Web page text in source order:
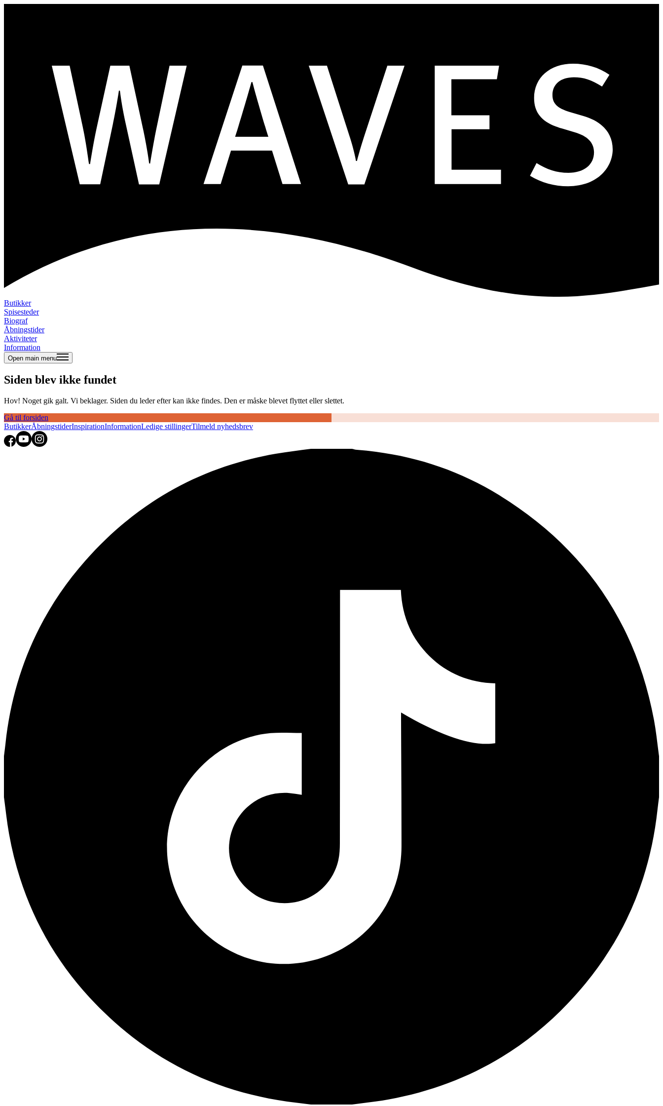
Butikker
Spisesteder
Biograf
Åbningstider
Aktiviteter
Information
Open main menu
Siden blev ikke fundet
Hov! Noget gik galt. Vi beklager. Siden du leder efter kan ikke findes. Den er måske blevet flyttet eller slettet.
Gå til forsiden
ButikkerÅbningstiderInspirationInformationLedige stillingerTilmeld nyhedsbrev